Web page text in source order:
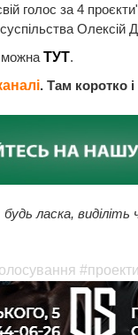
голос за 4
Олексій
можна ТУТ.
. Там коротко
ласка,
#проекти